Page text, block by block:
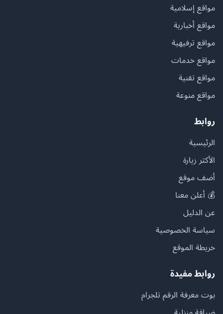
مواقع إسلامية
مواقع أخبارية
مواقع ترفيهية
مواقع خدمات
مواقع تقنية
مواقع منوعة
روابط
الرئيسية
الأكثر زيارة
أضف موقع
💰 أعلن معنا
عن الدليل
سياسة الخصوصية
خريطة الموقع
روابط مفيدة
بوت معرفة الرقم تلجرام